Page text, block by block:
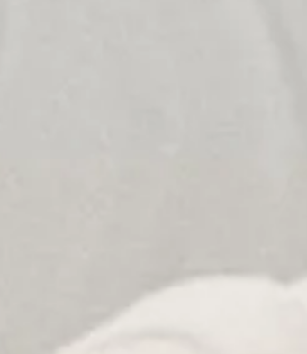
cours collectifs
calendrier (calendrier scolaire de